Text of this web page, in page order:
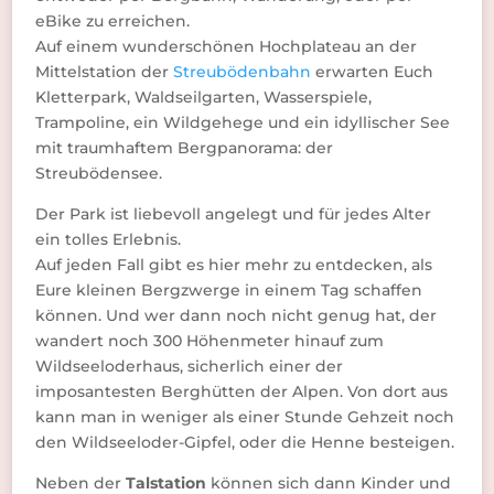
eBike zu erreichen.
Auf einem wunderschönen Hochplateau an der
Mittelstation derStreubödenbahn erwarten Euch
Kletterpark, Waldseilgarten, Wasserspiele,
Trampoline, ein Wildgehege und ein idyllischer See
mit traumhaftem Bergpanorama: der
Streubödensee.
Der Park ist liebevoll angelegt und für jedes Alter
ein tolles Erlebnis.
Auf jeden Fall gibt es hier mehr zu entdecken, als
Eure kleinen Bergzwerge in einem Tag schaffen
können. Und wer dann noch nicht genug hat, der
wandert noch 300 Höhenmeter hinauf zum
Wildseeloderhaus, sicherlich einer der
imposantesten Berghütten der Alpen. Von dort aus
kann man in weniger als einer Stunde Gehzeit noch
den Wildseeloder-Gipfel, oder die Henne besteigen.
Neben derTalstation können sich dann Kinder und